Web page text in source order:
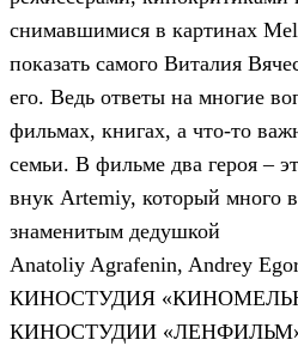
снимавшимися в картинах
показать самого Виталия
его. Ведь ответы на многие
фильмах, книгах, а что-то
семьи. В фильме два героя –
внук Artemiy, который много
знаменитым дедушкой
Anatoliy Agrafenin, Andrey
КИНОСТУДИЯ
КИНОСТУДИИ «ЛЕНФИЛЬМ»,